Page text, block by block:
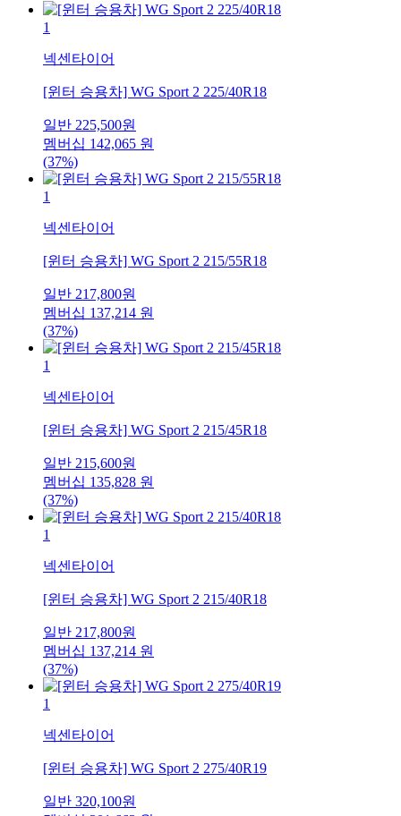
1
넥센타이어
[윈터 승용차] WG Sport 2 225/40R18
일반 225,500원
멤버십 142,065 원
(37%)
1
넥센타이어
[윈터 승용차] WG Sport 2 215/55R18
일반 217,800원
멤버십 137,214 원
(37%)
1
넥센타이어
[윈터 승용차] WG Sport 2 215/45R18
일반 215,600원
멤버십 135,828 원
(37%)
1
넥센타이어
[윈터 승용차] WG Sport 2 215/40R18
일반 217,800원
멤버십 137,214 원
(37%)
1
넥센타이어
[윈터 승용차] WG Sport 2 275/40R19
일반 320,100원